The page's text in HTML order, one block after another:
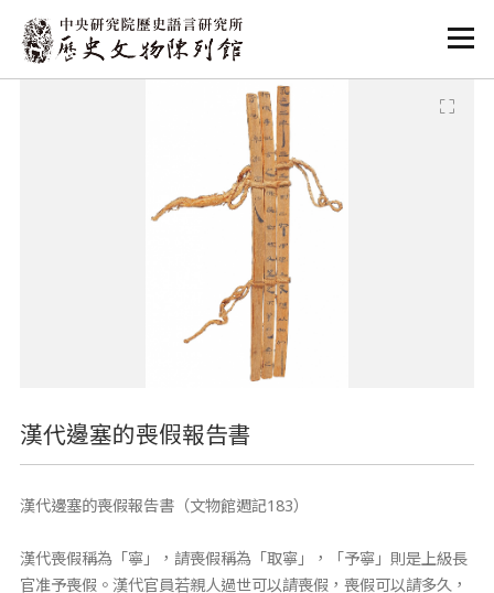
:::
:::
漢代邊塞的喪假報告書
​漢代邊塞的喪假報告書（文物館週記183）
漢代喪假稱為「寧」，請喪假稱為「取寧」，「予寧」則是上級長
官准予喪假。漢代官員若親人過世可以請喪假，喪假可以請多久，